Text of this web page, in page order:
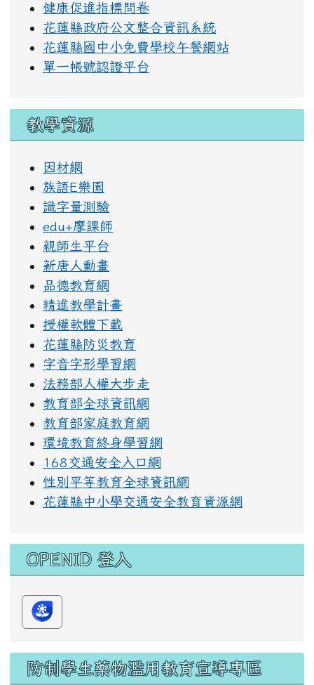
健康促進指標問卷
花蓮縣政府公文整合資訊系統
花蓮縣國中小免費學校午餐網站
單一帳號認證平台
教學資源
因材網
族語E樂園
識字量測驗
edu+摩課師
親師生平台
新唐人動畫
品德教育網
精進教學計畫
授權軟體下載
花蓮縣防災教育
字音字形學習網
法務部人權大步走
教育部全球資訊網
教育部家庭教育網
環境教育終身學習網
168交通安全入口網
性別平等教育全球資訊網
花蓮縣中小學交通安全教育資源網
OPENID 登入
防制學生藥物濫用教育宣導專區